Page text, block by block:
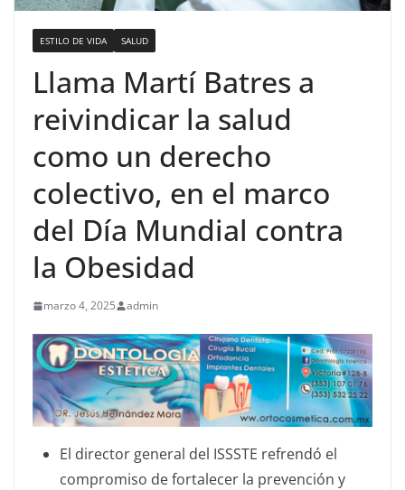
ESTILO DE VIDA SALUD
Llama Martí Batres a
reivindicar la salud
como un derecho
colectivo, en el marco
del Día Mundial contra
la Obesidad
marzo 4, 2025 admin
El director general del ISSSTE refrendó el
compromiso de fortalecer la prevención y